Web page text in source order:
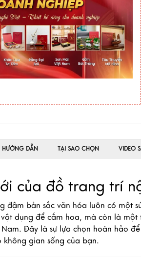
HƯỚNG DẪN TẠI SAO CHỌN VIDEO
của đồ trang trí
đậm bản sắc văn hóa luôn có một
dụng để cắm hoa, mà còn là
Đây là sự lựa chọn hoàn hảo
không gian sống của bạn.